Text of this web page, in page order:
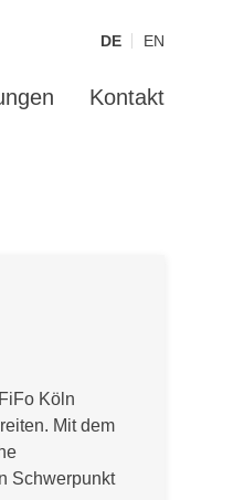
DE EN
Kontakt
Köln
Mit dem
Schwerpunkt